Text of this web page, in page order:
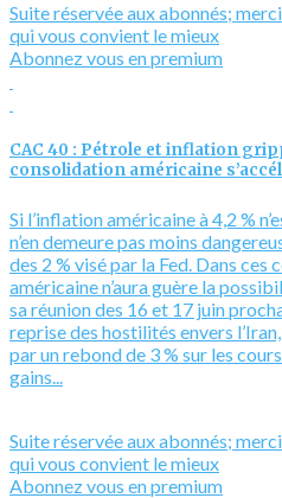
Suite réservée aux abonnés;
qui vous convient le mieux
Abonnez vous en premium
CAC 40 : Pétrole et inflation
consolidation américaine
Si l’inflation américaine à 4,2 %
n’en demeure pas moins
des 2 % visé par la Fed. Dans
américaine n’aura guère la
sa réunion des 16 et 17 juin
reprise des hostilités envers
par un rebond de 3 % sur les
gains...
Suite réservée aux abonnés;
qui vous convient le mieux
Abonnez vous en premium